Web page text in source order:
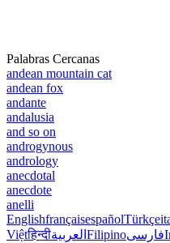
Palabras Cercanas
andean mountain cat
andean fox
andante
andalusia
and so on
androgynous
andrology
anecdotal
anecdote
anelli
EnglishfrançaisespañolTürkçe
Việtहिन्दीالعربية Filipinoفارسی